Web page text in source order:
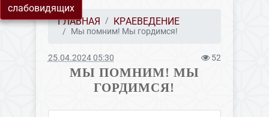
слабовидящих
ГЛАВНАЯ
КРАЕВЕДЕНИЕ
Мы помним! Мы гордимся!
25.04.2024 05:30 52
МЫ ПОМНИМ! МЫ
ГОРДИМСЯ!